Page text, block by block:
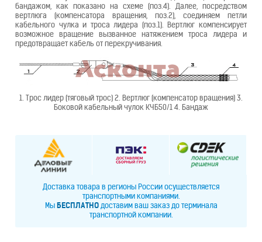
бандажом, как показано на схеме (поз.4). Далее, посредством
вертлюга (компенсатора вращения, поз.2), соединяем петли
кабельного чулка и троса лидера (поз.1). Вертлюг компенсирует
возможное вращение вызванное натяжением троса лидера и
предотвращает кабель от перекручивания.
1. Трос лидер (тяговый трос) 2. Вертлюг (компенсатор вращения) 3.
Боковой кабельный чулок КЧБ50/1 4. Бандаж
Доставка товара в регионы России осуществляется
транспортными компаниями.
МыБЕСПЛАТНОдоставим ваш заказ до терминала
транспортной компании.